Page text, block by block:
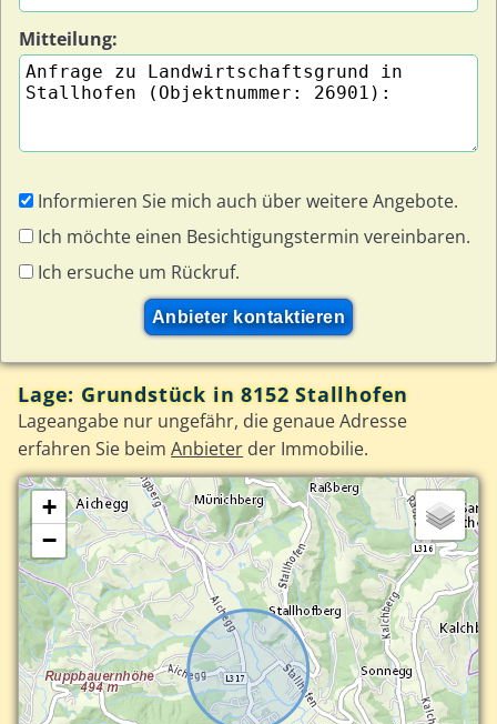
Mitteilung:
Informieren Sie mich auch über weitere Angebote.
Ich möchte einen Besichtigungstermin vereinbaren.
Ich ersuche um Rückruf.
Lage: Grundstück in 8152 Stallhofen
Lageangabe nur ungefähr, die genaue Adresse
erfahren Sie beimAnbieter der Immobilie.
+
−